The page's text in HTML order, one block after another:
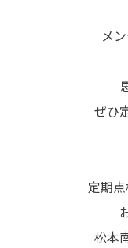
メ
ぜひ
定期
松本